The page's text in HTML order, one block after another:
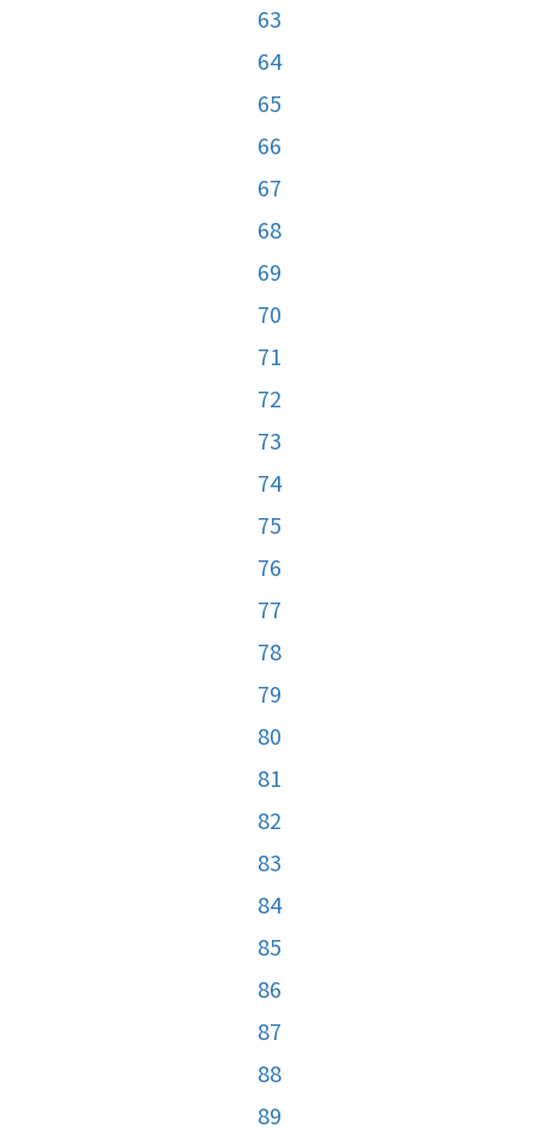
63
64
65
66
67
68
69
70
71
72
73
74
75
76
77
78
79
80
81
82
83
84
85
86
87
88
89